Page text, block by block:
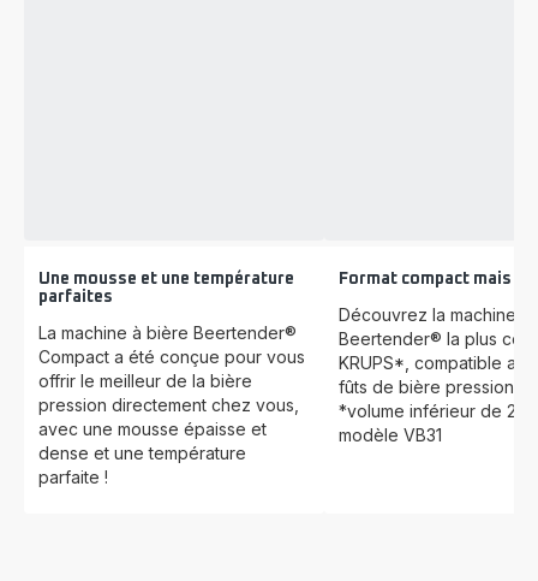
Une mousse et une température
parfaites
La machine à bière Beertender®
Compact a été conçue pour vous
offrir le meilleur de la bière
pression directement chez vous,
avec une mousse épaisse et
dense et une température
parfaite !
Format compact mais
Découvrez la machine à
Beertender® la plus
KRUPS*, compatible
fûts de bière pression
*volume inférieur de 21
modèle VB31